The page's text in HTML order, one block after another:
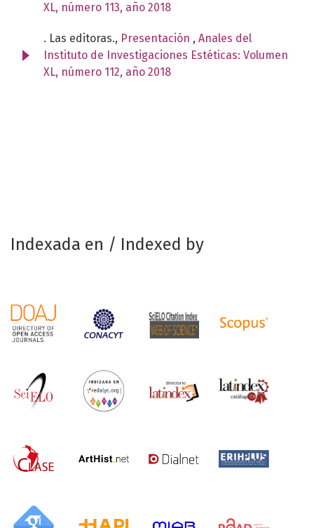
XL, número 113, año 2018
. Las editoras., Presentación , Anales del
Instituto de Investigaciones Estéticas: Volumen
XL, número 112, año 2018
Indexada en / Indexed by